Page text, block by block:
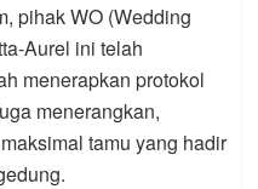
pihak WO (Wedding
Aurel ini telah
menerapkan protokol
menerangkan,
tamu yang hadir